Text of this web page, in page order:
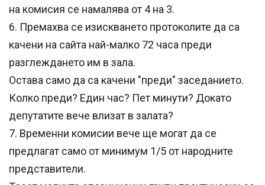
на комисия се намалява от 4 на 3.
6. Премахва се изискването протоколите да са
качени на сайта най-малко 72 часа преди
разглеждането им в зала.
Остава само да са качени "преди" заседанието.
Колко преди? Един час? Пет минути? Докато
депутатите вече влизат в залата?
7. Временни комисии вече ще могат да се
предлагат само от минимум 1/5 от народните
представители.